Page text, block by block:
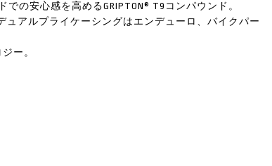
の安心感を高めるGRIPTON® T9コンパウンド。
ュアルプライケーシングはエンデューロ、バイクパー
ー。